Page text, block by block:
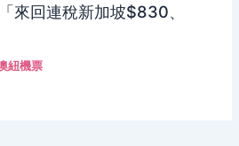
來回連稅新加坡$830、
紐機票